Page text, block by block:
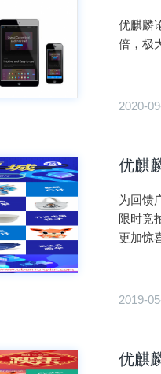
优麒麟
倍，极
2020-
优麒
为回馈
限时竞
更加惊
2019-
优麒